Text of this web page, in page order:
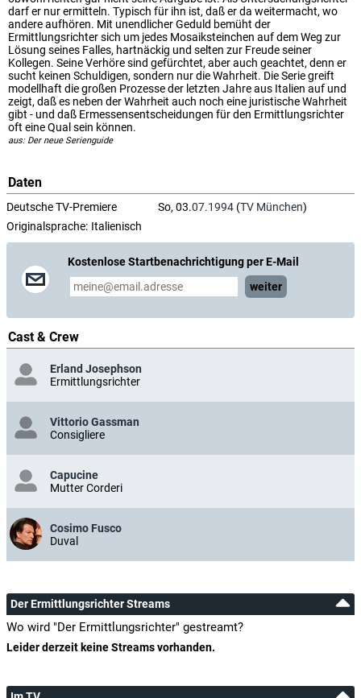
darf er nur ermitteln. Typisch für ihn ist, daß er da weitermacht, wo
andere aufhören. Mit unendlicher Geduld bemüht der
Ermittlungsrichter sich um jedes Mosaiksteinchen auf dem Weg zur
Lösung seines Falles, hartnäckig und selten zur Freude seiner
Kollegen. Seine Verhöre sind gefürchtet, aber auch geachtet, denn er
sucht keinen Schuldigen, sondern nur die Wahrheit. Die Serie greift
modellhaft die großen Prozesse der letzten Jahre aus Italien auf und
zeigt, daß es neben der Wahrheit auch noch eine juristische Wahrheit
gibt - und daß Ermessensentscheidungen für den Ermittlungsrichter
oft eine Qual sein können.
aus: Der neue Serienguide
Daten
Deutsche TV-Premiere So, 03.07.1994 (TV München)
Originalsprache: Italienisch
Kostenlose Startbenachrichtigung per E-Mail
weiter
Cast & Crew
Erland Josephson
Ermittlungsrichter
Vittorio Gassman
Consigliere
Capucine
Mutter Corderi
Cosimo Fusco
Duval
Der Ermittlungsrichter Streams
Wo wird "Der Ermittlungsrichter" gestreamt?
Leider derzeit keine Streams vorhanden.